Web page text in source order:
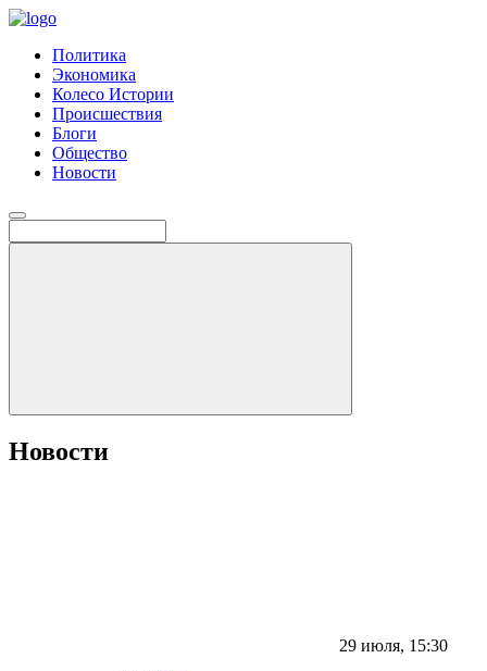
Политика
Экономика
Колесо Истории
Происшествия
Блоги
Общество
Новости
Новости
29 июля, 15:30